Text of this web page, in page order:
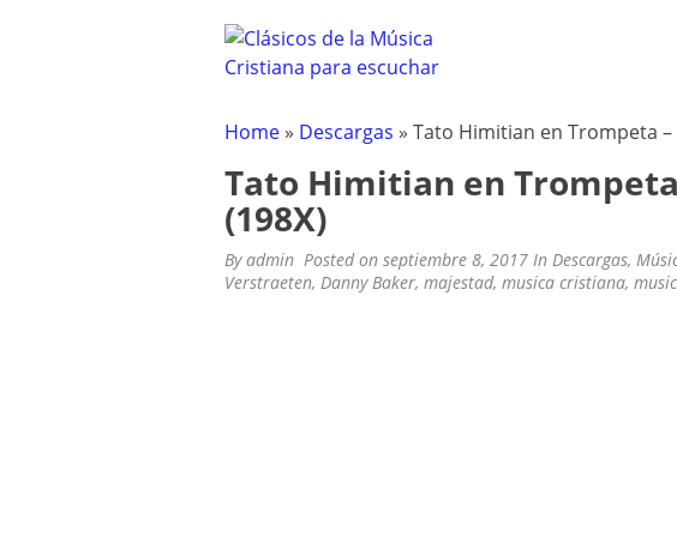
CLÁSICOS DE LA MÚSICA
Clásicos de la Música Cristiana para escuchar
Home » Descargas » Tato Himitian en Trompeta –
Tato Himitian en
(198X)
Byadmin Posted on septiembre 8, 2017 In Descargas,
Verstraeten, Danny Baker, majestad, musica cristiana,